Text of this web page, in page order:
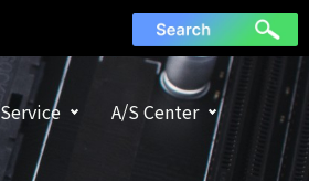
Service A/S Center